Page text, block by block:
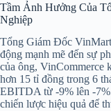
Tầm Ảnh Hưởng Của
Nghiệp
Tổng Giám Đốc
động mạnh mẽ đến sự
của ông, VinCommerce
hơn 15 tỉ đồng trong 6
EBITDA từ -9% lên -
chiến lược hiệu quả để